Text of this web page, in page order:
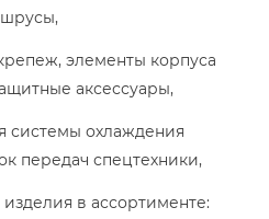
элементы корпуса
аксессуары,
охлаждения
передач спецтехники,
в ассортименте: